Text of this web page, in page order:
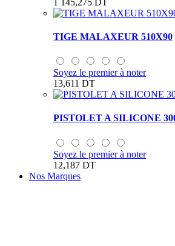
TIGE MALAXEUR 510X90
Soyez le premier à noter
13,611 DT
PISTOLET A SILICONE
Soyez le premier à noter
12,187 DT
Nos Marques